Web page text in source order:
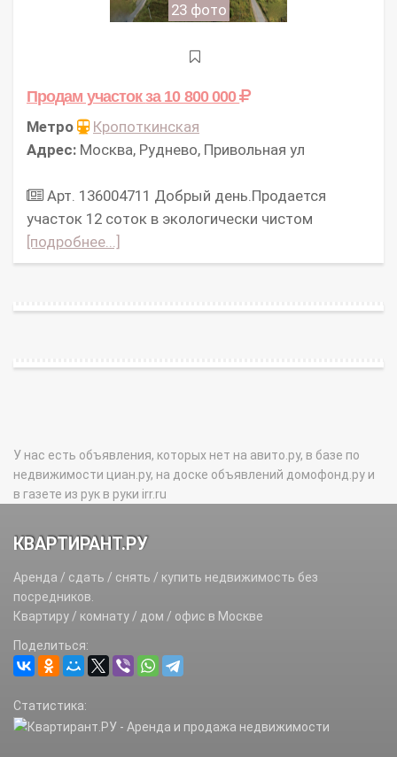
23 фото
Продам участокза 10 800 000
Метро
Кропоткинская
Адрес: Москва, Руднево, Привольная ул
Арт. 136004711 Добрый день.Продaется
участок 12 соток в экологичeски чиcтом
[подробнее...]
У нас есть объявления, которых нет на авито.ру, в базе по
недвижимости циан.ру, на доске объявлений домофонд.ру и
в газете из рук в руки irr.ru
КВАРТИРАНТ.РУ
Аренда / сдать / снять / купить недвижимость без
посредников.
Квартиру / комнату / дом / офис в Москве
Поделиться:
Статистика: